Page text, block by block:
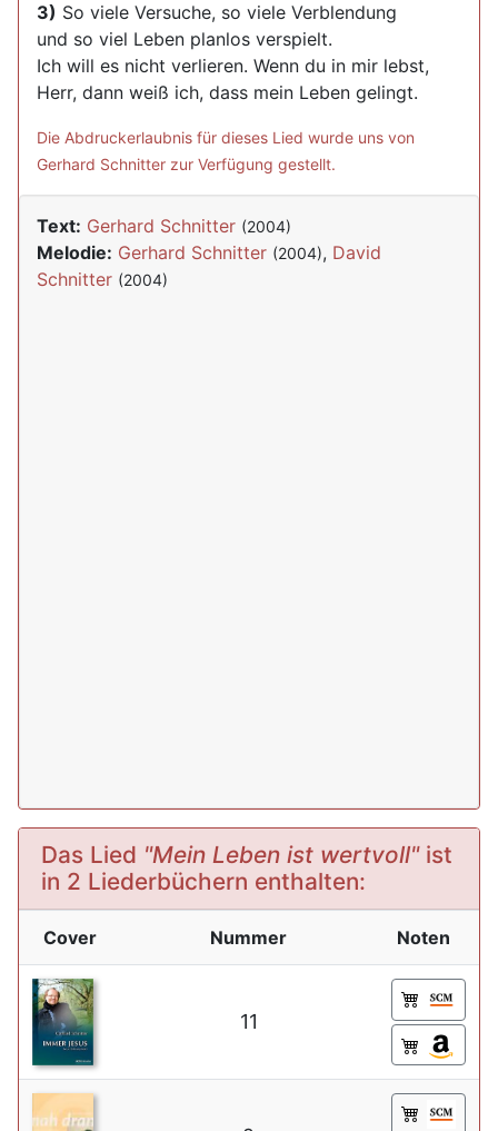
3) So viele Versuche, so viele Verblendung
und so viel Leben planlos verspielt.
Ich will es nicht verlieren. Wenn du in mir lebst,
Herr, dann weiß ich, dass mein Leben gelingt.
Die Abdruckerlaubnis für dieses Lied wurde uns von
Gerhard Schnitter zur Verfügung gestellt.
Text: Gerhard Schnitter (2004)
Melodie: Gerhard Schnitter (2004), David
Schnitter (2004)
Das Lied "Mein Leben ist wertvoll"ist
in 2 Liederbüchern enthalten:
Cover Nummer Noten
11